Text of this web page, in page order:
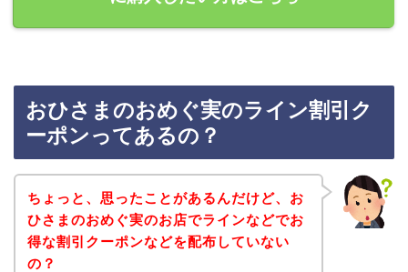
おひさまのおめぐ実のライン割引ク
ーポンってあるの？
ちょっと、思ったことがあるんだけど、お
ひさまのおめぐ実のお店でラインなどでお
得な割引クーポンなどを配布していない
の？